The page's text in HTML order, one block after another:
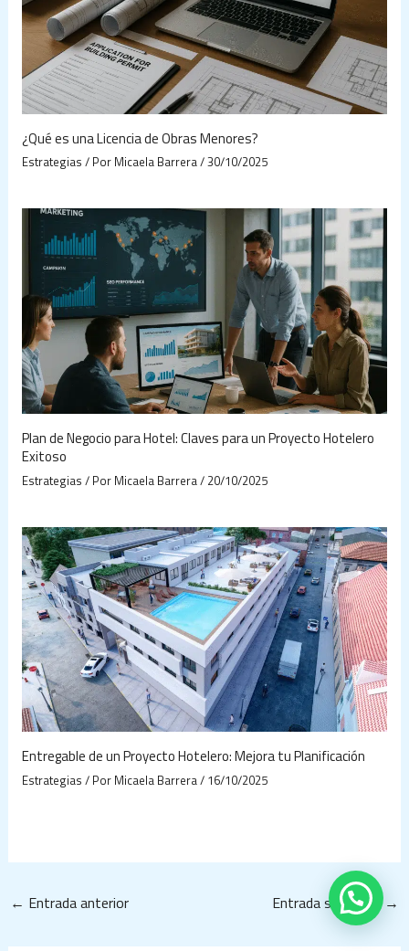
¿Qué es una Licencia de Obras Menores?
Estrategias / Por Micaela Barrera/30/10/2025
Plan de Negocio para Hotel: Claves para un Proyecto Hotelero
Exitoso
Estrategias / Por Micaela Barrera/ 20/10/2025
Entregable de un Proyecto Hotelero: Mejora tu Planificación
Estrategias / Por Micaela Barrera/ 16/10/2025
← Entrada anterior Entrada siguiente→